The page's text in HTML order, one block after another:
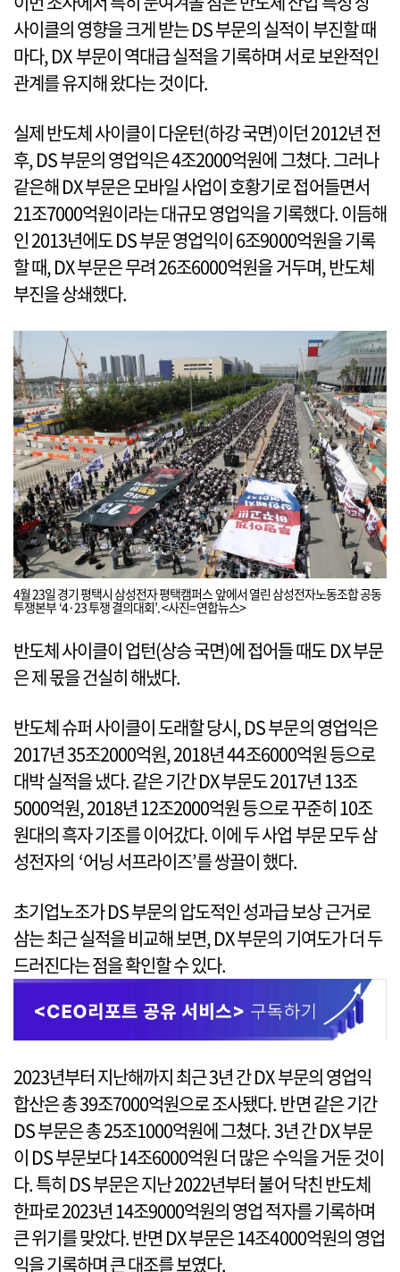
사이클의 영향을 크게 받는 DS 부문의 실적이 부진할 때
마다, DX 부문이 역대급 실적을 기록하며 서로 보완적인
관계를 유지해 왔다는 것이다.
실제 반도체 사이클이 다운턴(하강 국면)이던 2012년 전
후, DS 부문의 영업익은 4조2000억원에 그쳤다. 그러나
같은해 DX 부문은 모바일 사업이 호황기로 접어들면서
21조7000억원이라는 대규모 영업익을 기록했다. 이듬해
인 2013년에도 DS 부문 영업익이 6조9000억원을 기록
할 때, DX 부문은 무려 26조6000억원을 거두며, 반도체
부진을 상쇄했다.
4월 23일 경기 평택시 삼성전자 평택캠퍼스 앞에서 열린 삼성전자노동조합 공동
투쟁본부 ‘4·23 투쟁 결의대회’. <사진=연합뉴스>
반도체 사이클이 업턴(상승 국면)에 접어들 때도 DX 부문
은 제 몫을 건실히 해냈다.
반도체 슈퍼 사이클이 도래할 당시, DS 부문의 영업익은
2017년 35조2000억원, 2018년 44조6000억원 등으로
대박 실적을 냈다. 같은 기간 DX 부문도 2017년 13조
5000억원, 2018년 12조2000억원 등으로 꾸준히 10조
원대의 흑자 기조를 이어갔다. 이에 두 사업 부문 모두 삼
성전자의 ‘어닝 서프라이즈’를 쌍끌이 했다.
초기업노조가 DS 부문의 압도적인 성과급 보상 근거로
삼는 최근 실적을 비교해 보면, DX 부문의 기여도가 더 두
드러진다는 점을 확인할 수 있다.
2023년부터 지난해까지 최근 3년 간 DX 부문의 영업익
합산은 총 39조7000억원으로 조사됐다. 반면 같은 기간
DS 부문은 총 25조1000억원에 그쳤다. 3년 간 DX 부문
이 DS 부문보다 14조6000억원 더 많은 수익을 거둔 것이
다. 특히 DS 부문은 지난 2022년부터 불어 닥친 반도체
한파로 2023년 14조9000억원의 영업 적자를 기록하며
큰 위기를 맞았다. 반면 DX 부문은 14조4000억원의 영업
익을 기록하며 큰 대조를 보였다.